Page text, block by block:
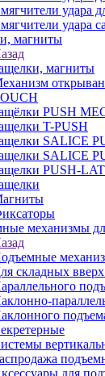
удара
удара
магниты
магниты
PUSH
T-PUSH
SALICE
SALICE
PUSH-
механизмы
складных
для